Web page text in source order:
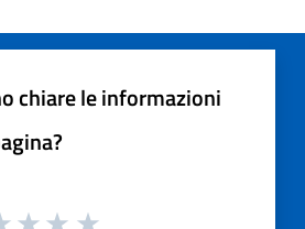
chiare le informazioni